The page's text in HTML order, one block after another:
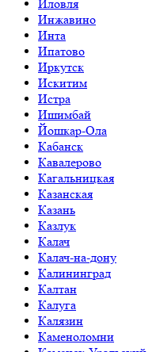
Иловля
Инжавино
Инта
Ипатово
Иркутск
Искитим
Истра
Ишимбай
Йошкар-Ола
Кабанск
Кавалерово
Кагальницкая
Казанская
Казань
Казлук
Калач
Калач-на-дону
Калининград
Калтан
Калуга
Калязин
Каменоломни